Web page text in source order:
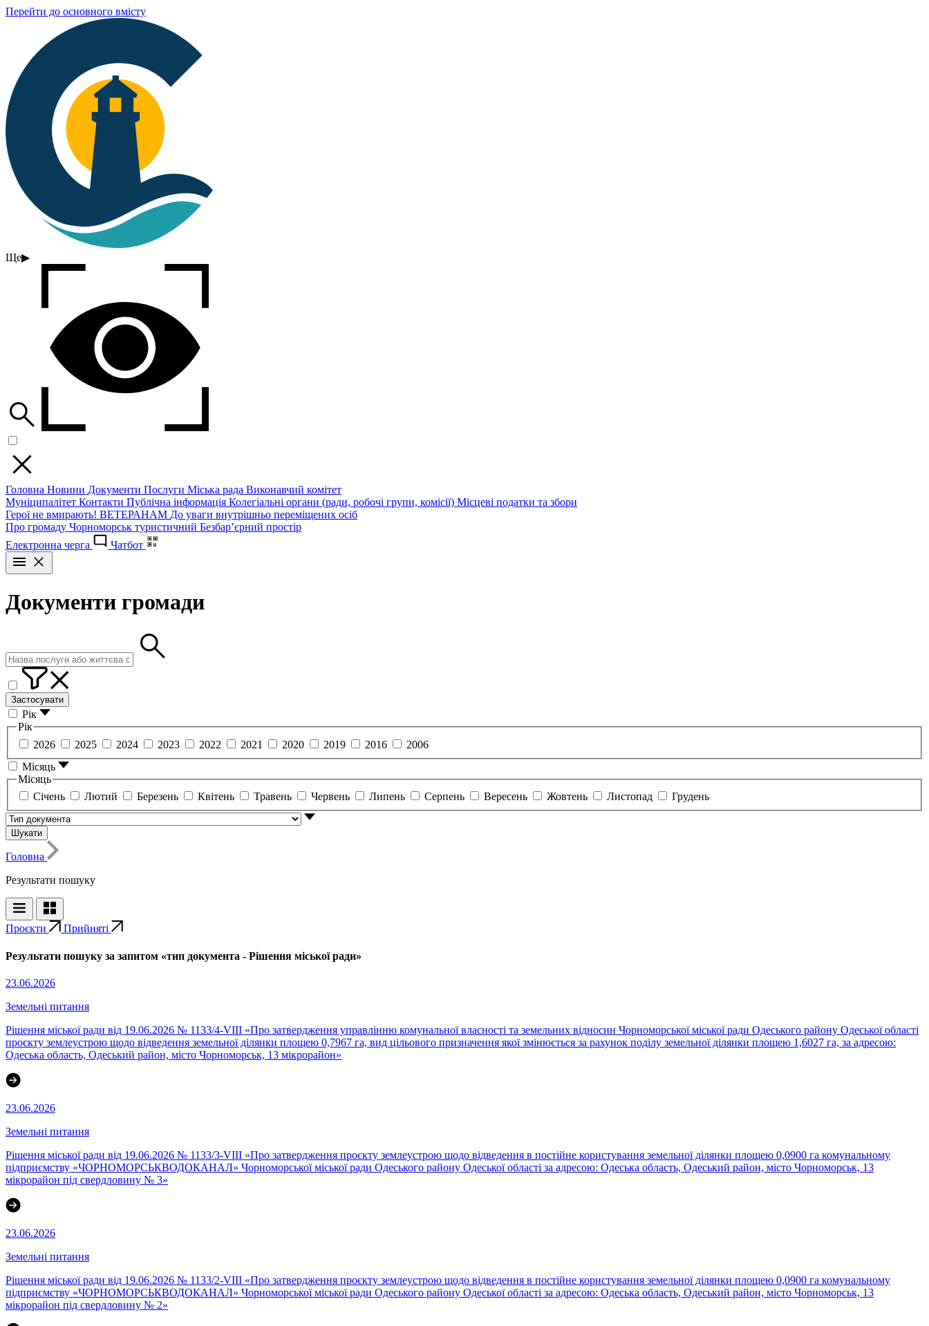
Перейти до основного вмісту
Ще▶
Головна Новини Документи Послуги Міська рада Виконавчий комітет
Муніципалітет Контакти Публічна інформація Колегіальні органи (ради, робочі групи, комісії) Місцеві податки та збори
Герої не вмирають! ВЕТЕРАНАМ До уваги внутрішньо переміщених осіб
Про громаду Чорноморськ туристичний Безбар’єрний простір
Електронна черга
Чатбот
Документи громади
Застосувати
Рік
Рік
2026
2025 2024 2023 2022 2021 2020 2019 2016
2006
Місяць
Місяць
Січень
Лютий Березень Квітень Травень Червень Липень Серпень Вересень Жовтень Листопад Грудень
Шукати
Головна
Результати пошуку
Проєкти Прийняті
Результати пошуку за запитом «тип документа - Рішення міської ради»
23.06.2026
Земельні питання
Рішення міської ради від 19.06.2026 № 1133/4-VIII «Про затвердження управлінню комунальної власності та земельних відносин Чорноморської міської ради Одеського району Одеської області
проєкту землеустрою щодо відведення земельної ділянки площею 0,7967 га, вид цільового призначення якої змінюється за рахунок поділу земельної ділянки площею 1,6027 га, за адресою:
Одеська область, Одеський район, місто Чорноморськ, 13 мікрорайон»
23.06.2026
Земельні питання
Рішення міської ради від 19.06.2026 № 1133/3-VIII «Про затвердження проєкту землеустрою щодо відведення в постійне користування земельної ділянки площею 0,0900 га комунальному
підприємству «ЧОРНОМОРСЬКВОДОКАНАЛ» Чорноморської міської ради Одеського району Одеської області за адресою: Одеська область, Одеський район, місто Чорноморськ, 13
мікрорайон під свердловину № 3»
23.06.2026
Земельні питання
Рішення міської ради від 19.06.2026 № 1133/2-VIII «Про затвердження проєкту землеустрою щодо відведення в постійне користування земельної ділянки площею 0,0900 га комунальному
підприємству «ЧОРНОМОРСЬКВОДОКАНАЛ» Чорноморської міської ради Одеського району Одеської області за адресою: Одеська область, Одеський район, місто Чорноморськ, 13
мікрорайон під свердловину № 2»